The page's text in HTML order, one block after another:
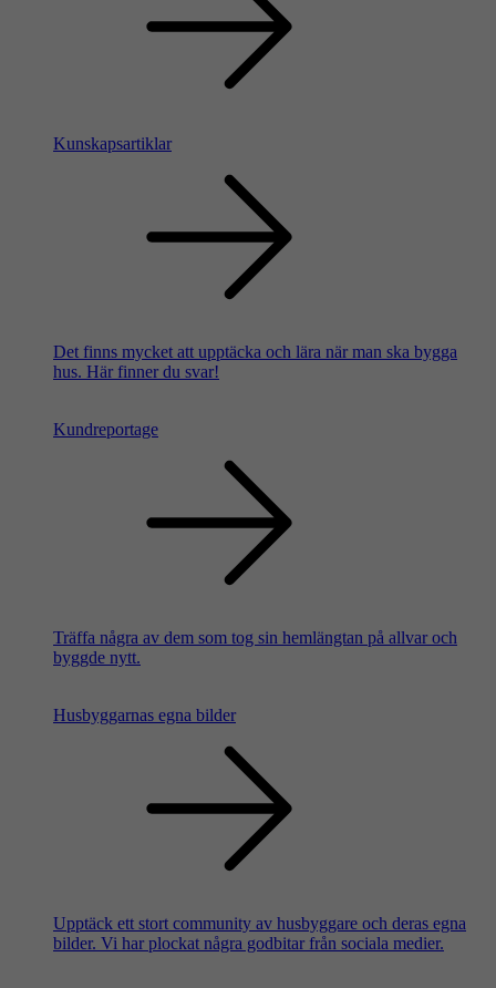
Kunskapsartiklar
Det finns mycket att upptäcka och lära när man ska bygga
hus. Här finner du svar!
Kundreportage
Träffa några av dem som tog sin hemlängtan på allvar och
byggde nytt.
Husbyggarnas egna bilder
Upptäck ett stort community av husbyggare och deras egna
bilder. Vi har plockat några godbitar från sociala medier.